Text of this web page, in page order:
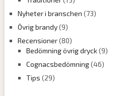
Nyheter i branschen (73)
Övrig brandy(9)
Recensioner(80)
Bedömning övrig dryck(9)
Cognacsbedömning(46)
Tips (29)